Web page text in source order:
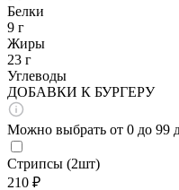
Белки
9 г
Жиры
23 г
Углеводы
ДОБАВКИ К БУРГЕРУ
Можно выбрать от 0 до 99
Стрипсы (2шт)
210 ₽